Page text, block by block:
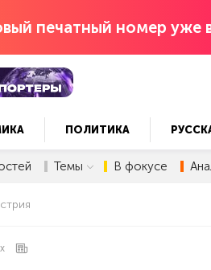
печатный номер уже
ПОЛИТИКА
Темы В фокусе